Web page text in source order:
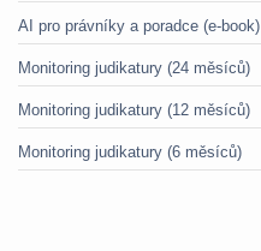
AI pro právníky a poradce (e-book)
Monitoring judikatury (24 měsíců)
Monitoring judikatury (12 měsíců)
Monitoring judikatury (6 měsíců)